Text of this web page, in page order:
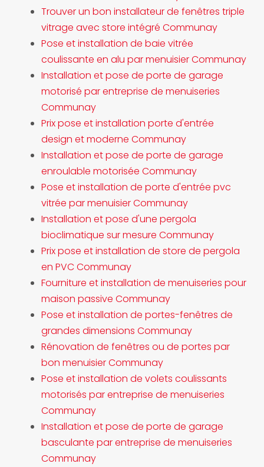
Trouver un bon installateur de fenêtres triple
vitrage avec store intégré Communay
Pose et installation de baie vitrée
coulissante en alu par menuisier Communay
Installation et pose de porte de garage
motorisé par entreprise de menuiseries
Communay
Prix pose et installation porte d'entrée
design et moderne Communay
Installation et pose de porte de garage
enroulable motorisée Communay
Pose et installation de porte d'entrée pvc
vitrée par menuisier Communay
Installation et pose d'une pergola
bioclimatique sur mesure Communay
Prix pose et installation de store de pergola
en PVC Communay
Fourniture et installation de menuiseries pour
maison passive Communay
Pose et installation de portes-fenêtres de
grandes dimensions Communay
Rénovation de fenêtres ou de portes par
bon menuisier Communay
Pose et installation de volets coulissants
motorisés par entreprise de menuiseries
Communay
Installation et pose de porte de garage
basculante par entreprise de menuiseries
Communay